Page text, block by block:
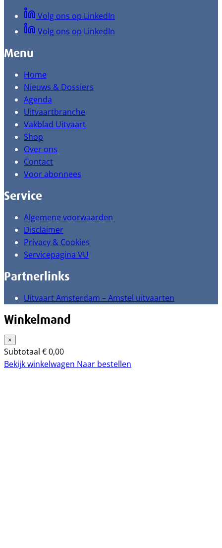
Volg ons op LinkedIn
Volg ons op LinkedIn
Menu
Home
Nieuws & Dossiers
Agenda
Uitvaartbranche
Vakblad Uitvaart
Shop
Over ons
Contact
Voor abonnees
Service
Algemene voorwaarden
Disclaimer
Privacy & Cookies
Servicepagina VU
Partnerlinks
Uitvaart Amsterdam – Amstel uitvaarten
Winkelmand
×
Subtotaal €0,00
Bekijk winkelwagen Naar bestellen